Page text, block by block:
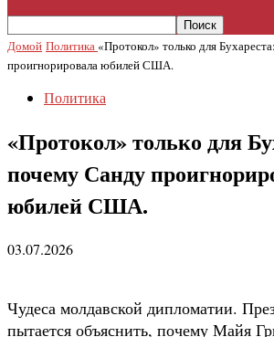
Домой Политика «Протокол» только для
проигнорировала юбилей США.
Политика
«Протокол» только для
почему Санду
юбилей США.
03.07.2026
Чудеса молдавской дипломатии.
пытается объяснить, почему Майя